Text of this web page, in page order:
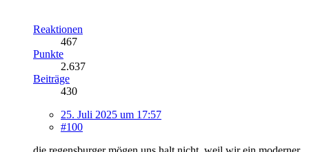
Reaktionen
467
Punkte
2.637
Beiträge
430
25. Juli 2025 um 17:57
#100